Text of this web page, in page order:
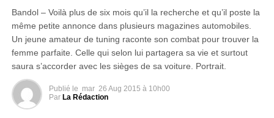
Bandol – Voilà plus de six mois qu’il la recherche et qu’il poste la
même petite annonce dans plusieurs magazines automobiles.
Un jeune amateur de tuning raconte son combat pour trouver la
femme parfaite. Celle qui selon lui partagera sa vie et surtout
saura s’accorder avec les sièges de sa voiture. Portrait.
Publié le mar 26 Aug 2015 à 10h00
Par La Rédaction